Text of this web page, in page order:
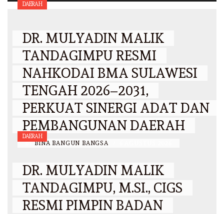
DAERAH
DR. MULYADIN MALIK
TANDAGIMPU RESMI
NAHKODAI BMA SULAWESI
TENGAH 2026–2031,
PERKUAT SINERGI ADAT DAN
PEMBANGUNAN DAERAH
BY BINA BANGUN BANGSA
DAERAH
DR. MULYADIN MALIK
TANDAGIMPU, M.SI., CIGS
RESMI PIMPIN BADAN